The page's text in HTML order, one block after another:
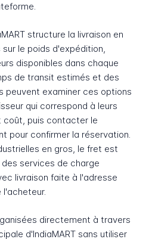
structure la livraison en
le poids d'expédition,
disponibles dans chaque
de transit estimés et des
peuvent examiner ces options
qui correspond à leurs
puis contacter le
pour confirmer la réservation.
en gros, le fret est
services de charge
livraison faite à l'adresse
l'acheteur.
directement à travers
d'IndiaMART sans utiliser